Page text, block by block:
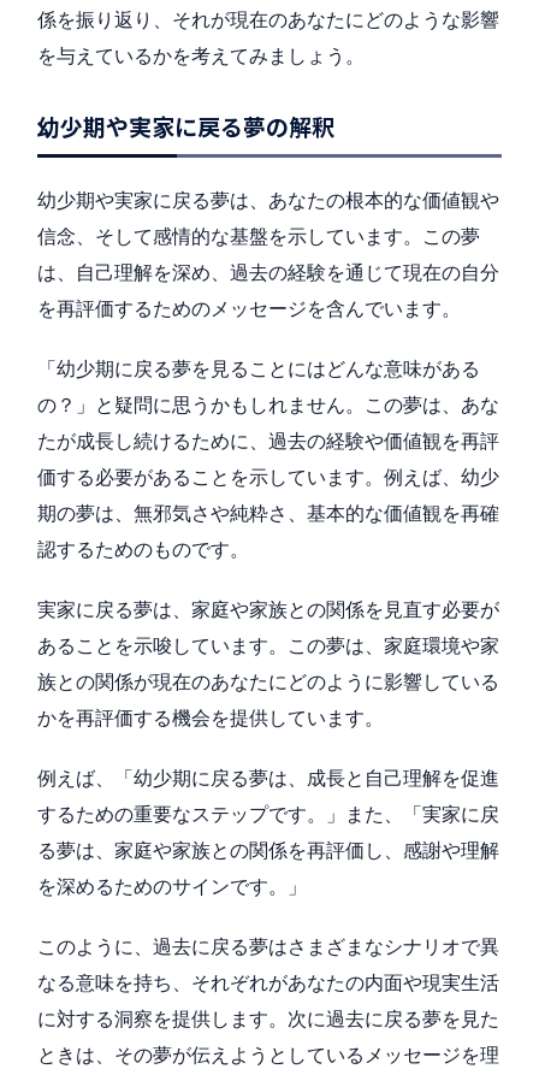
係を振り返り、それが現在のあなたにどのような影響
を与えているかを考えてみましょう。
幼少期や実家に戻る夢の解釈
幼少期や実家に戻る夢は、あなたの根本的な価値観や
信念、そして感情的な基盤を示しています。この夢
は、自己理解を深め、過去の経験を通じて現在の自分
を再評価するためのメッセージを含んでいます。
「幼少期に戻る夢を見ることにはどんな意味がある
の？」と疑問に思うかもしれません。この夢は、あな
たが成長し続けるために、過去の経験や価値観を再評
価する必要があることを示しています。例えば、幼少
期の夢は、無邪気さや純粋さ、基本的な価値観を再確
認するためのものです。
実家に戻る夢は、家庭や家族との関係を見直す必要が
あることを示唆しています。この夢は、家庭環境や家
族との関係が現在のあなたにどのように影響している
かを再評価する機会を提供しています。
例えば、「幼少期に戻る夢は、成長と自己理解を促進
するための重要なステップです。」また、「実家に戻
る夢は、家庭や家族との関係を再評価し、感謝や理解
を深めるためのサインです。」
このように、過去に戻る夢はさまざまなシナリオで異
なる意味を持ち、それぞれがあなたの内面や現実生活
に対する洞察を提供します。次に過去に戻る夢を見た
ときは、その夢が伝えようとしているメッセージを理